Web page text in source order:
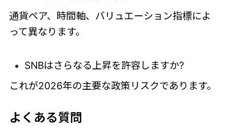
通貨ペア、時間軸、バリュエーション指標によ
って異なります。
SNBはさらなる上昇を許容しますか?
これが2026年の主要な政策リスクであります。
よくある質問